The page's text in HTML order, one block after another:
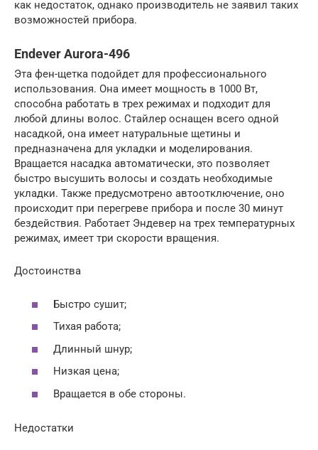
как недостаток, однако производитель не заявил таких
возможностей прибора.
Endever Aurora-496
Эта фен-щетка подойдет для профессионального
использования. Она имеет мощность в 1000 Вт,
способна работать в трех режимах и подходит для
любой длины волос. Стайлер оснащен всего одной
насадкой, она имеет натуральные щетины и
предназначена для укладки и моделирования.
Вращается насадка автоматически, это позволяет
быстро высушить волосы и создать необходимые
укладки. Также предусмотрено автоотключение, оно
происходит при перегреве прибора и после 30 минут
бездействия. Работает Эндевер на трех температурных
режимах, имеет три скорости вращения.
Достоинства
Быстро сушит;
Тихая работа;
Длинный шнур;
Низкая цена;
Вращается в обе стороны.
Недостатки